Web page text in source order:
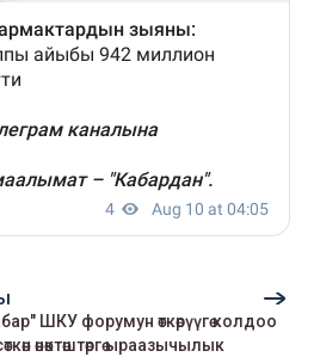
ШКУ форумун өткөрүүгө колдоо
өнөктөштөргө ыраазычылык